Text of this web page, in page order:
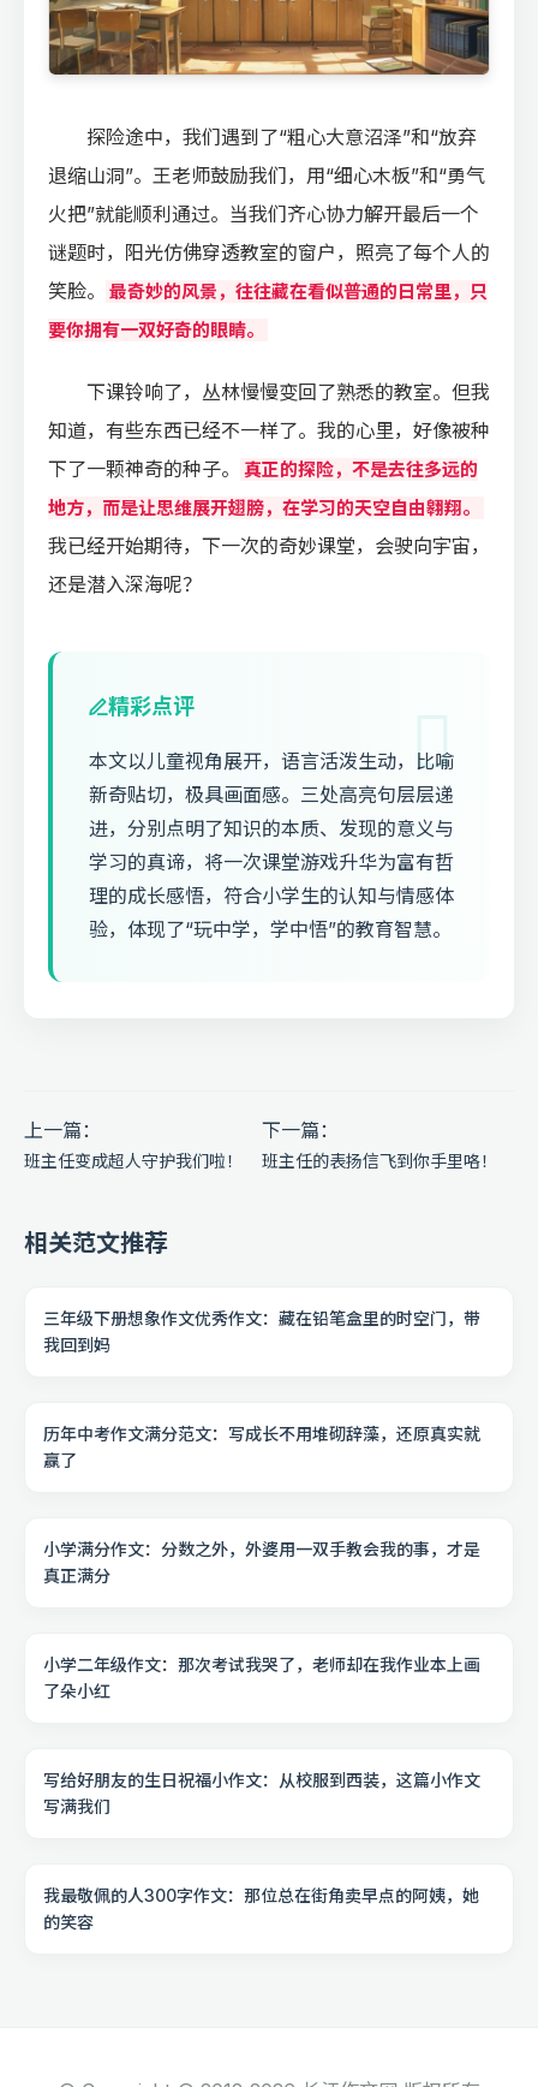
探险途中，我们遇到了“粗心大意沼泽”和“放弃
退缩山洞”。王老师鼓励我们，用“细心木板”和“勇气
火把”就能顺利通过。当我们齐心协力解开最后一个
谜题时，阳光仿佛穿透教室的窗户，照亮了每个人的
笑脸。
最奇妙的风景，往往藏在看似普通的日常里，只
要你拥有一双好奇的眼睛。
下课铃响了，丛林慢慢变回了熟悉的教室。但我
知道，有些东西已经不一样了。我的心里，好像被种
下了一颗神奇的种子。
真正的探险，不是去往多远的
地方，而是让思维展开翅膀，在学习的天空自由翱翔。
我已经开始期待，下一次的奇妙课堂，会驶向宇宙，
还是潜入深海呢？
精彩点评
本文以儿童视角展开，语言活泼生动，比喻
新奇贴切，极具画面感。三处高亮句层层递
进，分别点明了知识的本质、发现的意义与
学习的真谛，将一次课堂游戏升华为富有哲
理的成长感悟，符合小学生的认知与情感体
验，体现了“玩中学，学中悟”的教育智慧。
上一篇：
班主任变成超人守护我们啦！
下一篇：
班主任的表扬信飞到你手里咯！
相关范文推荐
三年级下册想象作文优秀作文：藏在铅笔盒里的时空门，带
我回到妈
历年中考作文满分范文：写成长不用堆砌辞藻，还原真实就
赢了
小学满分作文：分数之外，外婆用一双手教会我的事，才是
真正满分
小学二年级作文：那次考试我哭了，老师却在我作业本上画
了朵小红
写给好朋友的生日祝福小作文：从校服到西装，这篇小作文
写满我们
我最敬佩的人300字作文：那位总在街角卖早点的阿姨，她
的笑容